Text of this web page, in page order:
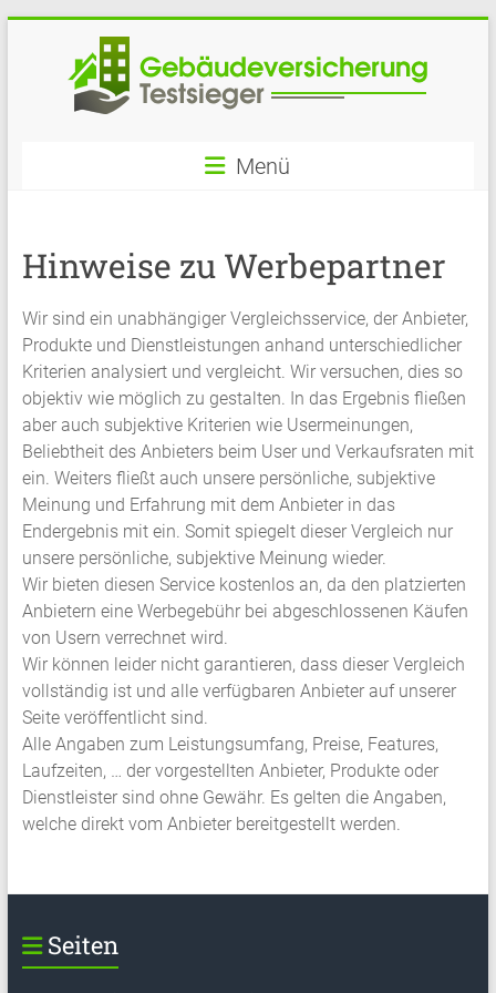
Gebäuderversicherung
Menü
Hinweise zu Werbepartner
Wir sind ein unabhängiger Vergleichsservice, der Anbieter,
Produkte und Dienstleistungen anhand unterschiedlicher
Kriterien analysiert und vergleicht. Wir versuchen, dies so
objektiv wie möglich zu gestalten. In das Ergebnis fließen
aber auch subjektive Kriterien wie Usermeinungen,
Beliebtheit des Anbieters beim User und Verkaufsraten mit
ein. Weiters fließt auch unsere persönliche, subjektive
Meinung und Erfahrung mit dem Anbieter in das
Endergebnis mit ein. Somit spiegelt dieser Vergleich nur
unsere persönliche, subjektive Meinung wieder.
Wir bieten diesen Service kostenlos an, da den platzierten
Anbietern eine Werbegebühr bei abgeschlossenen Käufen
von Usern verrechnet wird.
Wir können leider nicht garantieren, dass dieser Vergleich
vollständig ist und alle verfügbaren Anbieter auf unserer
Seite veröffentlicht sind.
Alle Angaben zum Leistungsumfang, Preise, Features,
Laufzeiten, … der vorgestellten Anbieter, Produkte oder
Dienstleister sind ohne Gewähr. Es gelten die Angaben,
welche direkt vom Anbieter bereitgestellt werden.
Seiten